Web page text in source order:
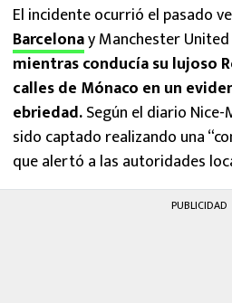
El incidente ocurrió el pasado
Barcelonay Manchester United
mientras conducía su lujoso
calles de Mónaco en un
ebriedad.Según el diario
sido captado realizando una
que alertó a las autoridades
PUBLICIDAD